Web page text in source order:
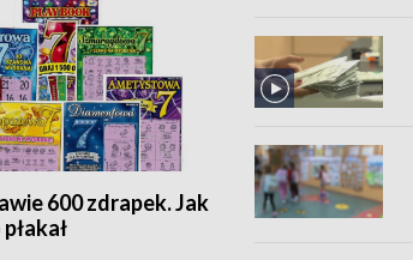
600 zdrapek. Jak